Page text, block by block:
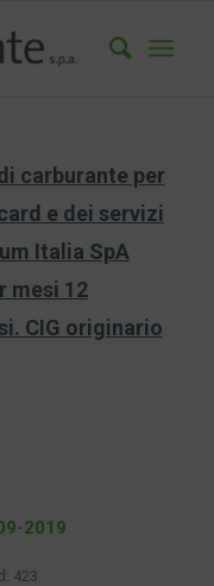
carburante per
e dei servizi
Italia SpA
mesi 12
CIG originario
2019
423